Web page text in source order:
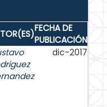
FECHA DE
PUBLICACIÓN
dic-2017